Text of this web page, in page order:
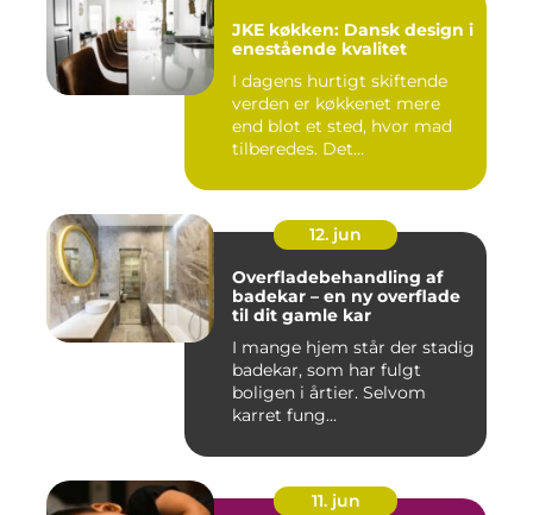
JKE køkken: Dansk design i
enestående kvalitet
I dagens hurtigt skiftende
verden er køkkenet mere
end blot et sted, hvor mad
tilberedes. Det...
12. jun
Overfladebehandling af
badekar – en ny overflade
til dit gamle kar
I mange hjem står der stadig
badekar, som har fulgt
boligen i årtier. Selvom
karret fung...
11. jun